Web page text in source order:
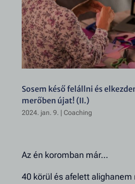
Sosem késő felállni és
merőben újat! (II.)
2024. jan. 9. | Coaching
Az én koromban már…
40 körül és afelett alighanem